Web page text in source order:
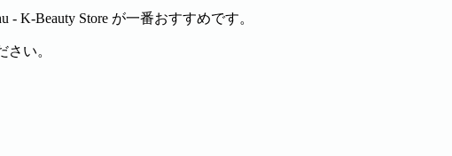
K-Beauty Store が一番おすすめです。
い。